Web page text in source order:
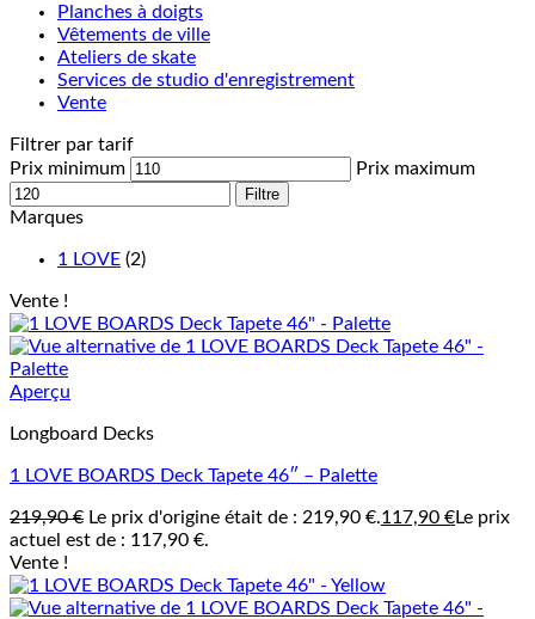
Planches à doigts
Vêtements de ville
Ateliers de skate
Services de studio d'enregistrement
Vente
Filtrer par tarif
Prix minimum
Prix maximum
Filtre
Marques
1 LOVE (2)
Vente !
Aperçu
Longboard Decks
1 LOVE BOARDS Deck Tapete 46″ – Palette
219,90€ Le prix d'origine était de : 219,90 €.117,90 €Le prix
actuel est de : 117,90 €.
Vente !